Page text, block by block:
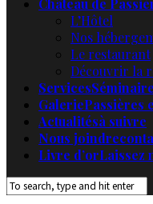
Château de
L’Hôtel
Nos
Le restaurant
Découvrir la
Services
GaleriePassières
Actualitésà suivre
Nous joindre
Livre d’orLaissez